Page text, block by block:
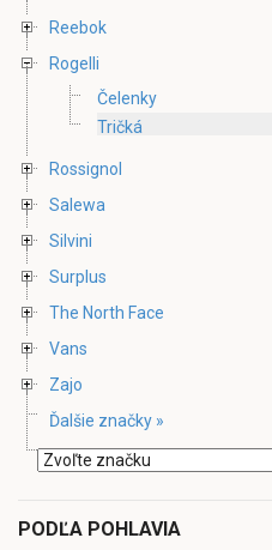
Reebok
Rogelli
Čelenky
Tričká
Rossignol
Salewa
Silvini
Surplus
The North Face
Vans
Zajo
Ďalšie značky »
PODĽA POHLAVIA